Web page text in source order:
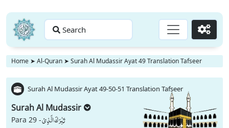
Search Go
Home ➤ Al-Quran ➤ Surah Al Mudassir Ayat 49 Translation Tafseer
Surah Al Mudassir Ayat 49-50-51 Translation Tafseer
Surah Al Mudassir
Para 29 -تَبٰرَكَ الَّذِیْ